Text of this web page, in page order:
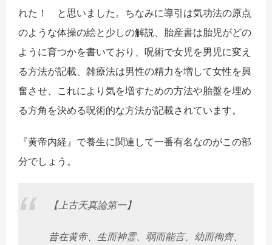
れた！ と思いました。ちなみに導引は気功法の原点
のような体操の絵と少しの解説、胎産書は胎児がどの
ように育つかを書いており、呪術で女児を男児に変え
る方法が記載、雑療法は男性の精力を増して女性を興
奮させ、これにより気を増すための方法や胎盤を埋め
る方角を決める呪術的な方法が記載されています。
『黄帝内経』で養生に関連して一番有名なのがこの部
分でしょう。
【上古天真論第一】
昔在黄帝、生而神霊、弱而能言、幼而徇齊、